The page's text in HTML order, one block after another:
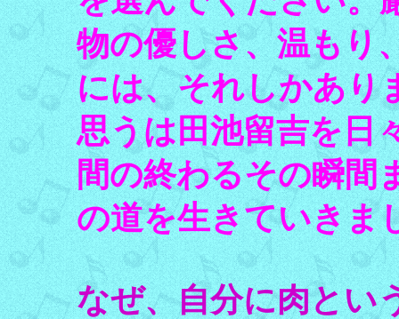
物の優しさ、温もり
には、それしかあり
思うは田池留吉を日
間の終わるその瞬間
の道を生きていきま
なぜ、自分に肉とい